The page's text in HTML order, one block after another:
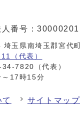
人番号：
玉県南埼玉郡宮代
（代表）
7820（代表）
～17時15分
サイトマップ